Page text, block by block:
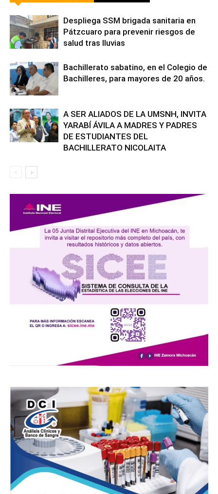
Despliega SSM brigada sanitaria en
Pátzcuaro para prevenir riesgos de
salud tras lluvias
Bachillerato sabatino, en el Colegio de
Bachilleres, para mayores de 20 años.
A SER ALIADOS DE LA UMSNH, INVITA
YARABÍ ÁVILA A MADRES Y PADRES
DE ESTUDIANTES DEL
BACHILLERATO NICOLAITA